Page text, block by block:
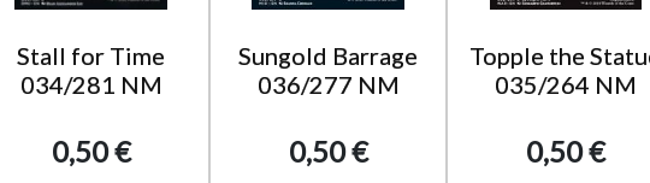
Stall for Time
034/281 NM
0,50 €
Sungold Barrage
036/277 NM
0,50 €
Topple the
035/264 NM
0,50 €